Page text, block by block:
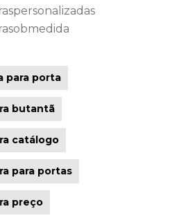
para porta
butantã
catálogo
para portas
preço